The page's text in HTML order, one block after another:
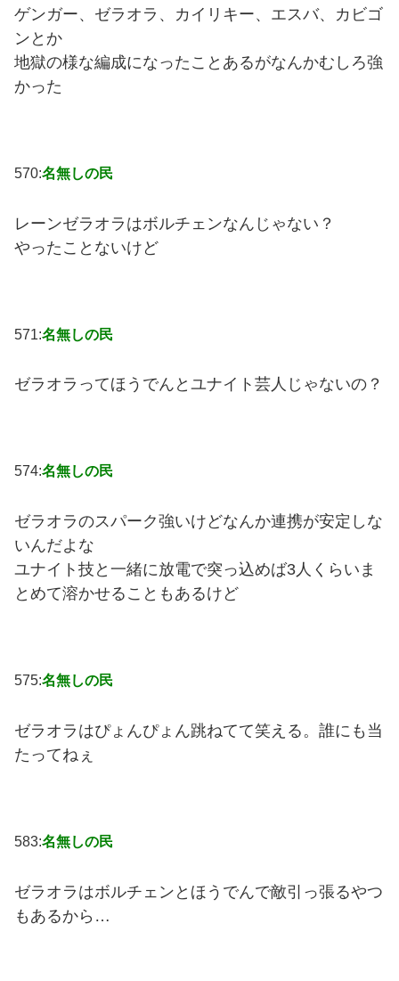
ゲンガー、ゼラオラ、カイリキー、エスバ、カビゴ
ンとか
地獄の様な編成になったことあるがなんかむしろ強
かった
570:名無しの民
レーンゼラオラはボルチェンなんじゃない？
やったことないけど
571:名無しの民
ゼラオラってほうでんとユナイト芸人じゃないの？
574:名無しの民
ゼラオラのスパーク強いけどなんか連携が安定しな
いんだよな
ユナイト技と一緒に放電で突っ込めば3人くらいま
とめて溶かせることもあるけど
575:名無しの民
ゼラオラはぴょんぴょん跳ねてて笑える。誰にも当
たってねぇ
583:名無しの民
ゼラオラはボルチェンとほうでんで敵引っ張るやつ
もあるから…